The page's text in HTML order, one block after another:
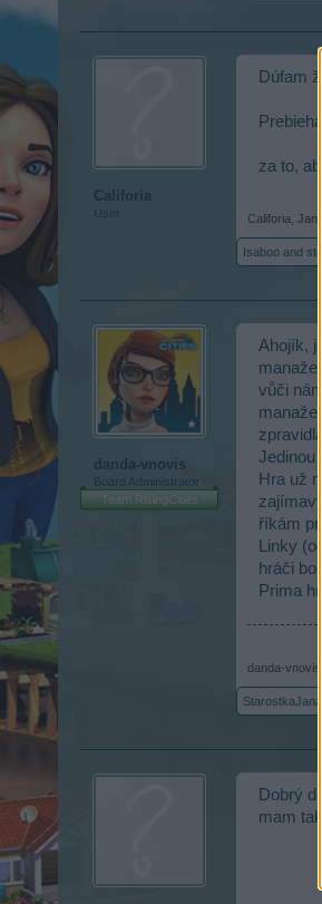
Califoria
User
Dúfam
za to,
Califoria Jan
Isaboo and
danda-vnovis
Board Administrator
Team RisingCities
Ahojík,
vůči
Jedinou
Hra už
říkám
Linky
hráči
Prima
danda-vnovis
StarostkaJana
Dobrý
mam